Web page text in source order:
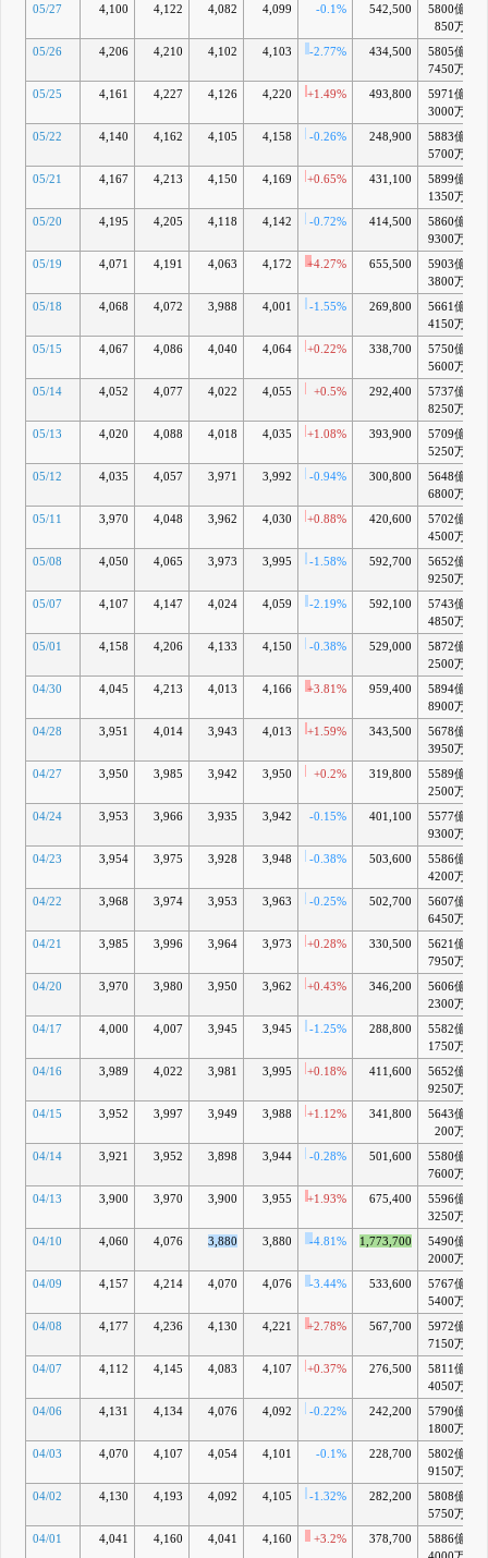
05/27 4,100 4,122 4,082 4,099 -0.1% 542,500
5800億
850万
05/26 4,206 4,210 4,102 4,103 -2.77% 434,500
5805億
7450万
05/25 4,161 4,227 4,126 4,220 +1.49% 493,800
5971億
3000万
05/22 4,140 4,162 4,105 4,158 -0.26% 248,900
5883億
5700万
05/21 4,167 4,213 4,150 4,169 +0.65% 431,100
5899億
1350万
05/20 4,195 4,205 4,118 4,142 -0.72% 414,500
5860億
9300万
05/19 4,071 4,191 4,063 4,172 +4.27% 655,500
5903億
3800万
05/18 4,068 4,072 3,988 4,001 -1.55% 269,800
5661億
4150万
05/15 4,067 4,086 4,040 4,064 +0.22% 338,700
5750億
5600万
05/14 4,052 4,077 4,022 4,055 +0.5% 292,400
5737億
8250万
05/13 4,020 4,088 4,018 4,035 +1.08% 393,900
5709億
5250万
05/12 4,035 4,057 3,971 3,992 -0.94% 300,800
5648億
6800万
05/11 3,970 4,048 3,962 4,030 +0.88% 420,600
5702億
4500万
05/08 4,050 4,065 3,973 3,995 -1.58% 592,700
5652億
9250万
05/07 4,107 4,147 4,024 4,059 -2.19% 592,100
5743億
4850万
05/01 4,158 4,206 4,133 4,150 -0.38% 529,000
5872億
2500万
04/30 4,045 4,213 4,013 4,166 +3.81% 959,400
5894億
8900万
04/28 3,951 4,014 3,943 4,013 +1.59% 343,500
5678億
3950万
04/27 3,950 3,985 3,942 3,950 +0.2% 319,800
5589億
2500万
04/24 3,953 3,966 3,935 3,942 -0.15% 401,100
5577億
9300万
04/23 3,954 3,975 3,928 3,948 -0.38% 503,600
5586億
4200万
04/22 3,968 3,974 3,953 3,963 -0.25% 502,700
5607億
6450万
04/21 3,985 3,996 3,964 3,973 +0.28% 330,500
5621億
7950万
04/20 3,970 3,980 3,950 3,962 +0.43% 346,200
5606億
2300万
04/17
4,000 4,007 3,945 3,945 -1.25% 288,800
5582億
1750万
04/16 3,989 4,022 3,981 3,995 +0.18% 411,600
5652億
9250万
04/15 3,952 3,997 3,949 3,988 +1.12% 341,800
5643億
200万
04/14 3,921 3,952 3,898 3,944 -0.28% 501,600
5580億
7600万
04/13 3,900 3,970 3,900 3,955 +1.93% 675,400
5596億
3250万
04/10 4,060 4,076 3,880 3,880 -4.81% 1,773,700
5490億
2000万
04/09 4,157 4,214 4,070 4,076 -3.44% 533,600
5767億
5400万
04/08 4,177 4,236 4,130 4,221 +2.78% 567,700
5972億
7150万
04/07 4,112 4,145 4,083 4,107 +0.37% 276,500
5811億
4050万
04/06 4,131 4,134 4,076 4,092 -0.22% 242,200
5790億
1800万
04/03 4,070 4,107 4,054 4,101 -0.1% 228,700
5802億
9150万
04/02 4,130 4,193 4,092 4,105 -1.32% 282,200
5808億
5750万
04/01 4,041 4,160 4,041 4,160 +3.2% 378,700
5886億